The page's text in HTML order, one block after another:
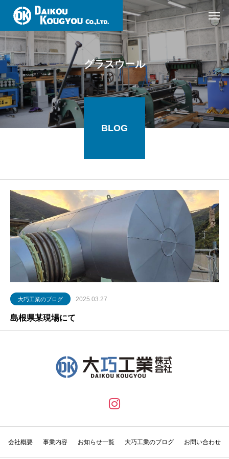
グラスウール
BLOG
大巧工業のブログ 2025.03.27
島根県某現場にて
会社概要 事業内容 お知らせ一覧 大巧工業のブログ お問い合わせ